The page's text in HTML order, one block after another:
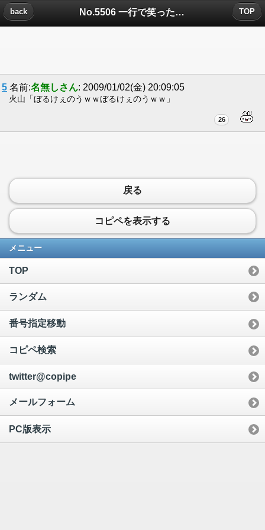
No.5506 一行で笑ったら2009年も童貞についたコメント
back TOP
5 名前:名無しさん: 2009/01/02(金) 20:09:05
火山「ぼるけぇのうｗｗぼるけぇのうｗｗ」
26
戻る
コピペを表示する
メニュー
TOP
ランダム
番号指定移動
コピペ検索
twitter@copipe
メールフォーム
PC版表示